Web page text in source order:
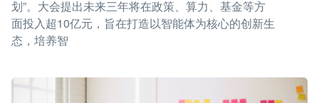
划”。大会提出未来三年将在政策、算力、基金等方
面投入超10亿元，旨在打造以智能体为核心的创新生
态，培养智